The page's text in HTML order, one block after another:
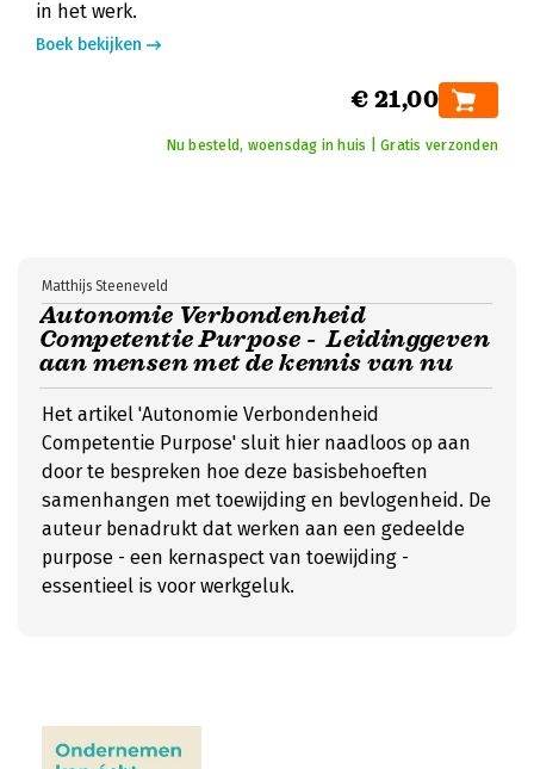
in het werk.
Boek bekijken
€ 21,00
Nu besteld, woensdag in huis | Gratis verzonden
Autonomie Verbondenheid
Competentie Purpose - Leidinggeven
aan mensen met de kennis van nu
Matthijs Steeneveld
Het artikel 'Autonomie Verbondenheid
Competentie Purpose' sluit hier naadloos op aan
door te bespreken hoe deze basisbehoeften
samenhangen met toewijding en bevlogenheid. De
auteur benadrukt dat werken aan een gedeelde
purpose - een kernaspect van toewijding -
essentieel is voor werkgeluk.